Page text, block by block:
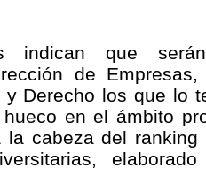
indican que
de
y Derecho los que lo
en el ámbito
cabeza del